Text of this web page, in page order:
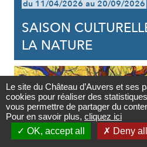
du 11/04/2026 au 20/09/2026
SAISON
LA NATURE
Le site du Château d’Auvers et ses
cookies pour réaliser des
vous permettre de partager du
Pour en savoir plus, cliquez ici
OK, accept all
Deny